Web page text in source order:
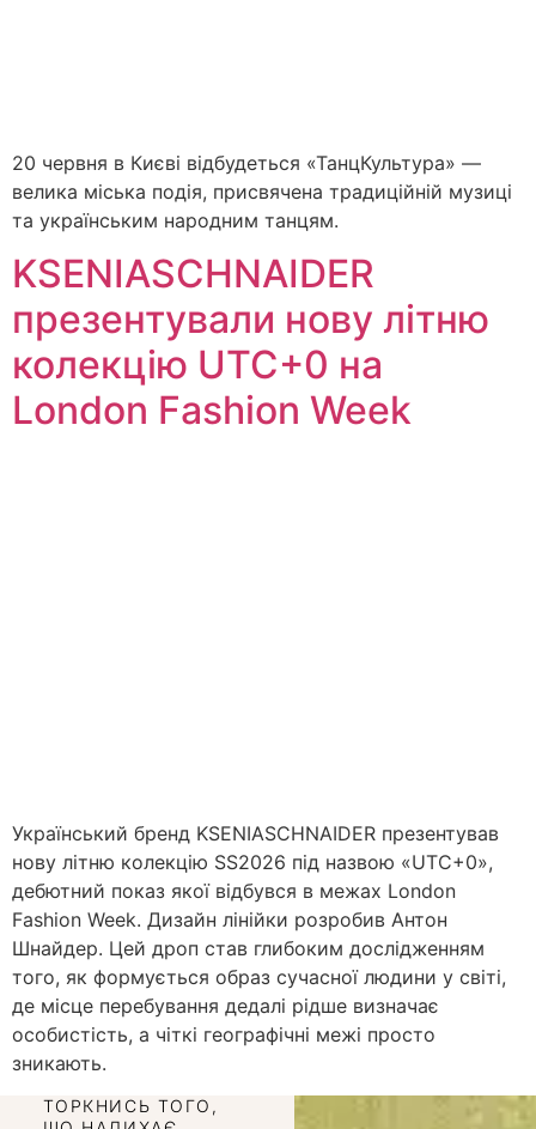
20 червня в Києві відбудеться «ТанцКультура» —
велика міська подія, присвячена традиційній музиці
та українським народним танцям.
KSENIASCHNAIDER
презентували нову літню
колекцію UTC+0 на
London Fashion Week
Український бренд KSENIASCHNAIDER презентував
нову літню колекцію SS2026 під назвою «UTC+0»,
дебютний показ якої відбувся в межах London
Fashion Week. Дизайн лінійки розробив Антон
Шнайдер. Цей дроп став глибоким дослідженням
того, як формується образ сучасної людини у світі,
де місце перебування дедалі рідше визначає
особистість, а чіткі географічні межі просто
зникають.
ТОРКНИСЬ ТОГО,